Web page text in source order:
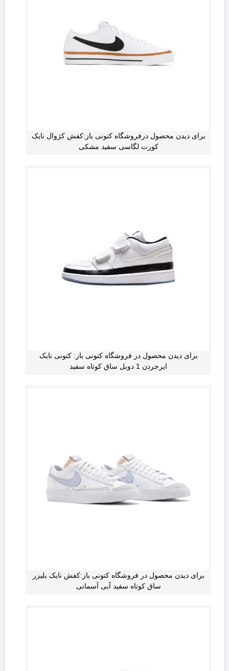
برای دیدن محصول درفروشگاه کتونی باز:کفش کژوال نایک
کورت لگاسی سفید مشکی
برای دیدن محصول در فروشگاه کتونی باز: کتونی نایک
ایرجردن 1 دوبل ساق کوتاه سفید
برای دیدن محصول در فروشگاه کتونی باز:کفش نایک بلیزر
ساق کوتاه سفید آبی آسمانی